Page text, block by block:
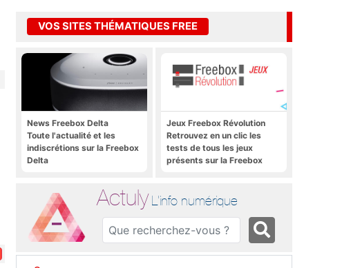
VOS SITES THÉMATIQUES FREE
News Freebox Delta
Toute l'actualité et les
indiscrétions sur la Freebox
Delta
Jeux Freebox Révolution
Retrouvez en un clic les
tests de tous les jeux
présents sur la Freebox
Actuly L'info numérique